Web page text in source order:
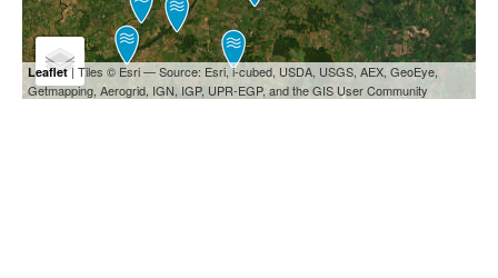
Leaflet| Tiles © Esri — Source: Esri, i-cubed, USDA, USGS, AEX, GeoEye,
Getmapping, Aerogrid, IGN, IGP, UPR-EGP, and the GIS User Community